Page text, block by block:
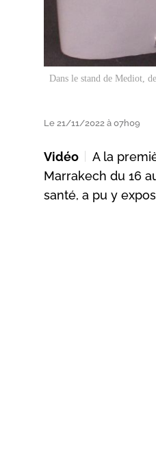
Dans le stand de Mediot,
Le 21/11/2022 à 07h09
Vidéo
A la
Marrakech du 16
santé, a pu y